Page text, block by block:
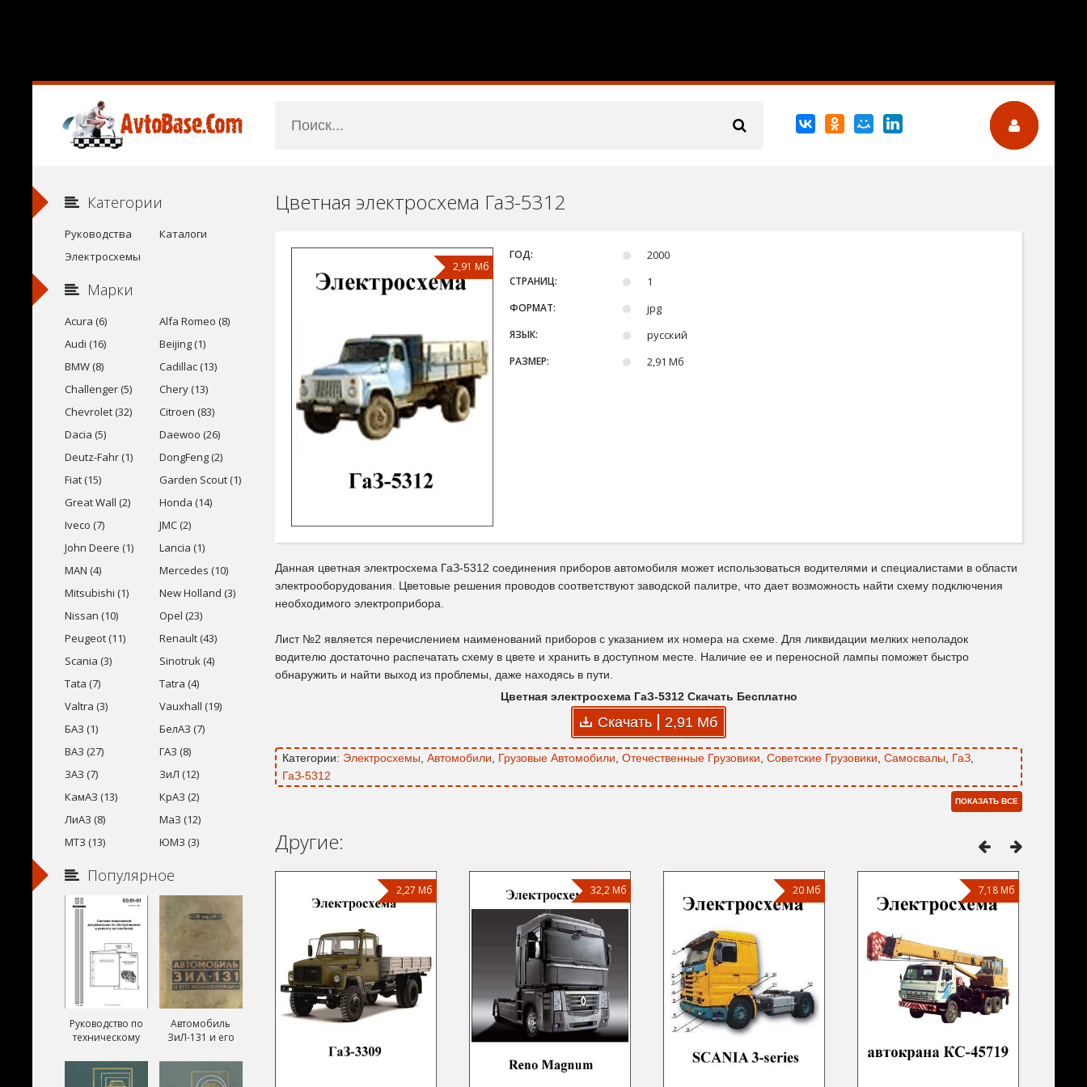
Цветная электросхема ГаЗ-5312
2,91 Мб
ГОД: 2000
СТРАНИЦ: 1
ФОРМАТ: jpg
ЯЗЫК: русский
РАЗМЕР: 2,91 Мб
Данная цветная электросхема ГаЗ-5312 соединения приборов автомобиля может использоваться водителями и специалистами в области
электрооборудования. Цветовые решения проводов соответствуют заводской палитре, что дает возможность найти схему подключения
необходимого электроприбора.
Лист №2 является перечислением наименований приборов с указанием их номера на схеме. Для ликвидации мелких неполадок
водителю достаточно распечатать схему в цвете и хранить в доступном месте. Наличие ее и переносной лампы поможет быстро
обнаружить и найти выход из проблемы, даже находясь в пути.
Цветная электросхема ГаЗ-5312 Скачать Бесплатно
Скачать 2,91 Мб
Категории: Электросхемы Автомобили Грузовые Автомобили Отечественные Грузовики Советские Грузовики Самосвалы ГаЗ
ГаЗ-5312
ПОКАЗАТЬ ВСЕ
Другие:
2,27 Мб 32,2 Мб 20 Мб 7,18 Мб
Категории
Руководства
Каталоги
Электросхемы
Марки
Acura (6)
Alfa Romeo (8)
Audi (16)
Beijing (1)
BMW (8)
Cadillac (13)
Challenger (5)
Chery (13)
Chevrolet (32)
Citroen (83)
Dacia (5)
Daewoo (26)
Deutz-Fahr (1)
DongFeng (2)
Fiat (15)
Garden Scout (1)
Great Wall (2)
Honda (14)
Iveco (7)
JMC (2)
John Deere (1)
Lancia (1)
MAN (4)
Mercedes (10)
Mitsubishi (1)
New Holland (3)
Nissan (10)
Opel (23)
Peugeot (11)
Renault (43)
Scania (3)
Sinotruk (4)
Tata (7)
Tatra (4)
Valtra (3)
Vauxhall (19)
БАЗ (1)
БелАЗ (7)
ВАЗ (27)
ГАЗ (8)
ЗАЗ (7)
ЗиЛ (12)
КамАЗ (13)
КрАЗ (2)
ЛиАЗ (8)
МаЗ (12)
МТЗ (13)
ЮМЗ (3)
Популярное
Руководство по
техническому
ремонту Скания
(Scania)
Автомобиль
ЗиЛ-131 и его
ЗиЛ-131А и
ЗиЛ-131В